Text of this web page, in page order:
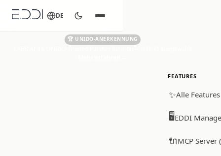
🏆 UNIDO-ANERKENNUNG
DE
FEATURES
✨Alle Features
🖥️EDDI
🔌MCP Server